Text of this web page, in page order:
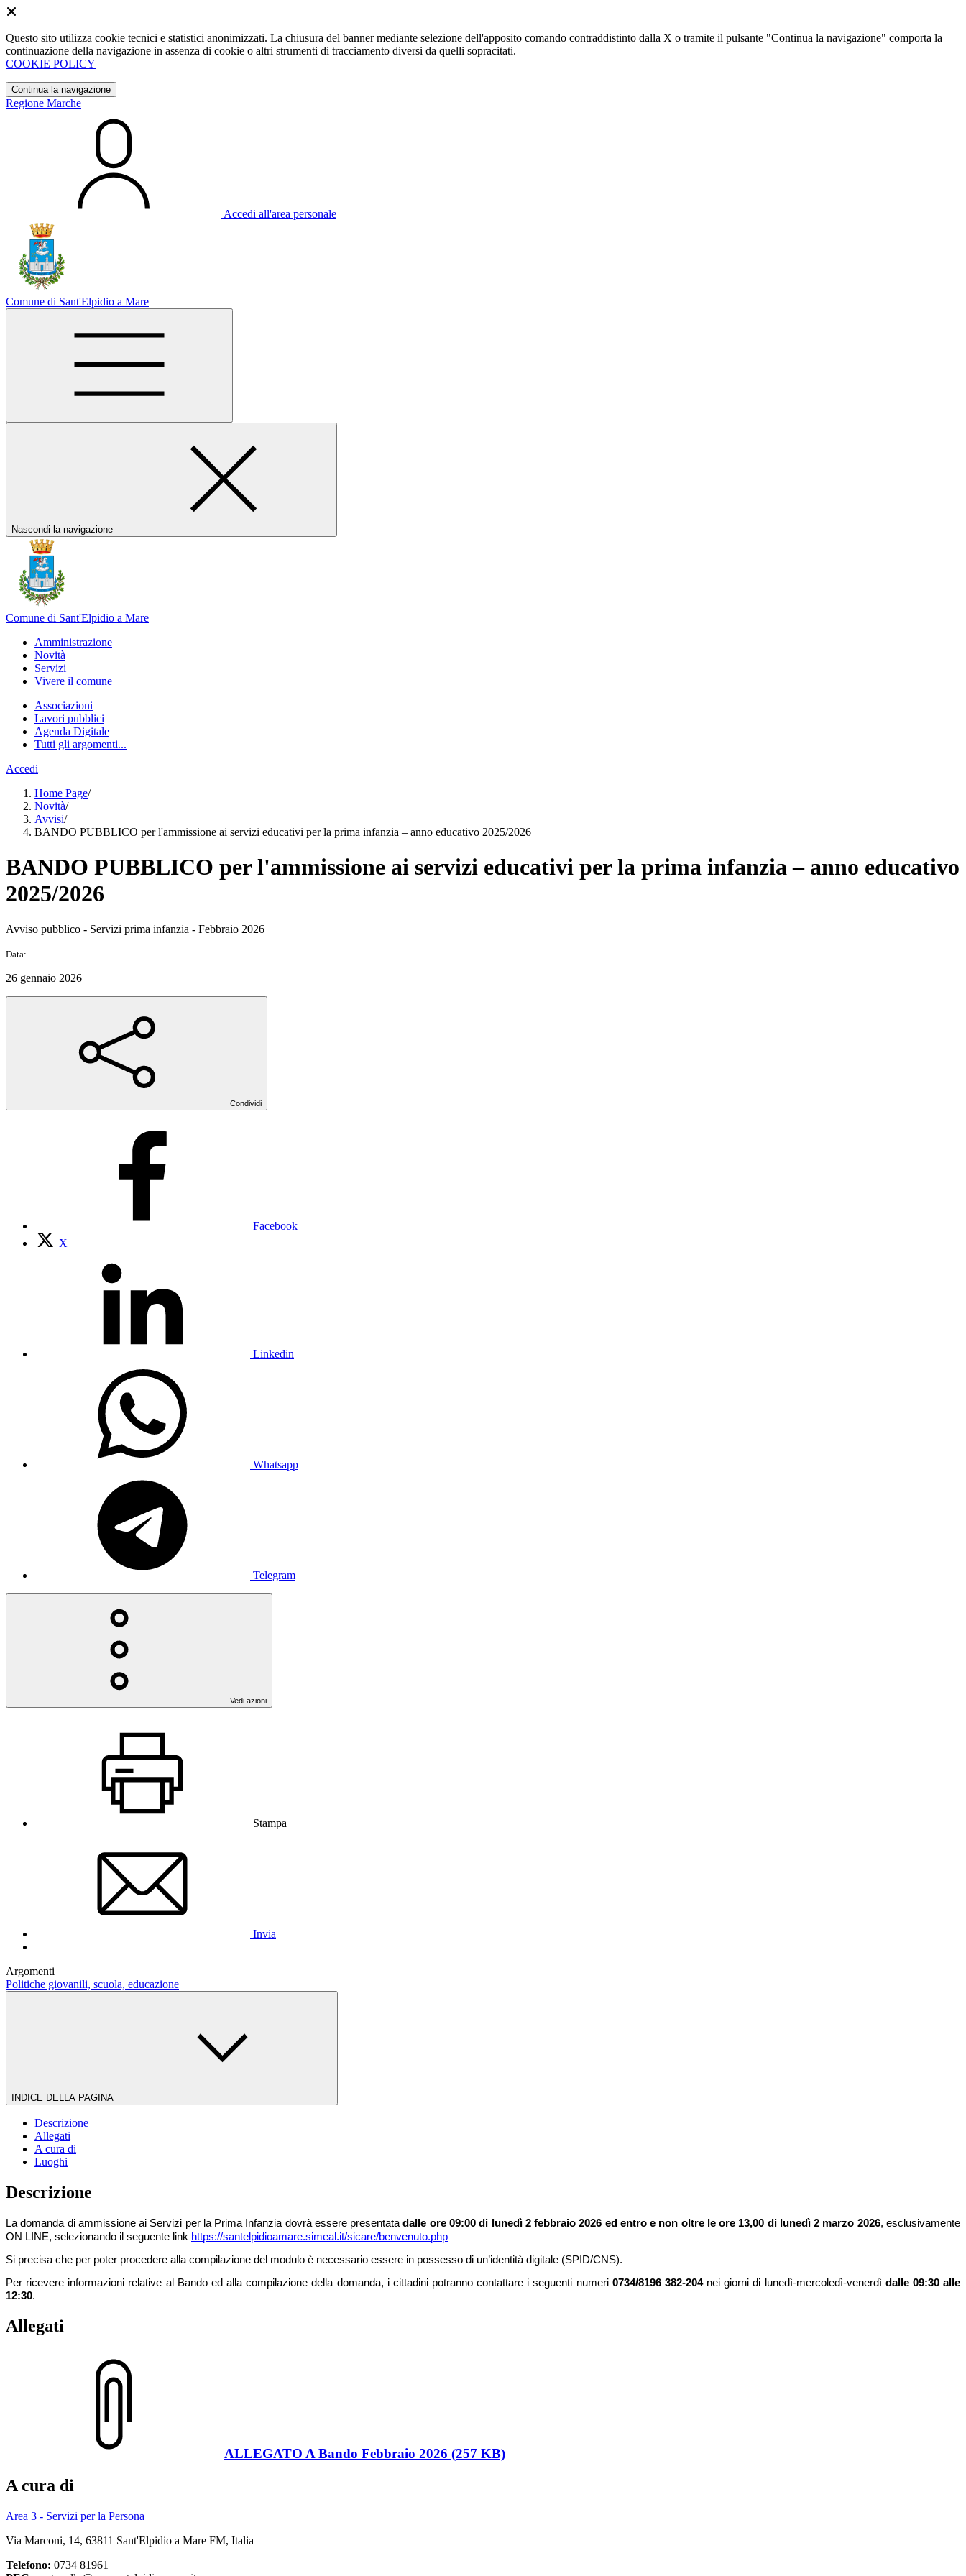
Questo sito utilizza cookie tecnici e statistici anonimizzati. La chiusura del banner mediante selezione dell'apposito comando contraddistinto dalla X o tramite il pulsante "Continua la navigazione" comporta la
continuazione della navigazione in assenza di cookie o altri strumenti di tracciamento diversi da quelli sopracitati.
COOKIE POLICY
Continua la navigazione
Regione Marche
Accedi all'area personale
Comune di Sant'Elpidio a Mare
Nascondi la navigazione
Comune di Sant'Elpidio a Mare
Amministrazione
Novità
Servizi
Vivere il comune
Associazioni
Lavori pubblici
Agenda Digitale
Tutti gli argomenti...
Accedi
Home Page/
Novità/
Avvisi/
BANDO PUBBLICO per l'ammissione ai servizi educativi per la prima infanzia – anno educativo 2025/2026
BANDO PUBBLICO per l'ammissione ai servizi educativi per la prima infanzia – anno educativo
2025/2026
Avviso pubblico - Servizi prima infanzia - Febbraio 2026
Data:
26 gennaio 2026
Condividi
Facebook
X
Linkedin
Whatsapp
Telegram
Vedi azioni
Stampa
Invia
Argomenti
Politiche giovanili, scuola, educazione
INDICE DELLA PAGINA
Descrizione
Allegati
A cura di
Luoghi
Descrizione
La domanda di ammissione ai Servizi per la Prima Infanzia dovrà essere presentatadalle ore 09:00 di lunedì 2 febbraio 2026 ed entro e non oltre le ore 13,00 di lunedì 2 marzo 2026, esclusivamente
ON LINE, selezionando il seguente link https://santelpidioamare.simeal.it/sicare/benvenuto.php
Si precisa che per poter procedere alla compilazione del modulo è necessario essere in possesso di un’identità digitale (SPID/CNS).
Per ricevere informazioni relative al Bando ed alla compilazione della domanda, i cittadini potranno contattare i seguenti numeri 0734/8196 382-204nei giorni di lunedì-mercoledì-venerdì dalle 09:30 alle
12:30.
Allegati
ALLEGATO A Bando Febbraio 2026 (257 KB)
A cura di
Area 3 - Servizi per la Persona
Via Marconi, 14, 63811 Sant'Elpidio a Mare FM, Italia
Telefono: 0734 81961